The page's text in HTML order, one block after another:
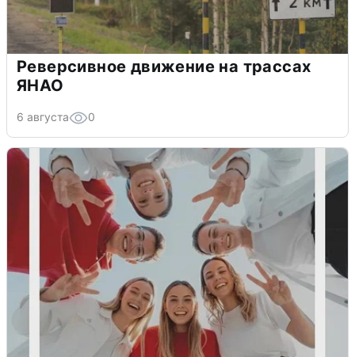
Реверсивное движение на трассах
ЯНАО
6 августа 0